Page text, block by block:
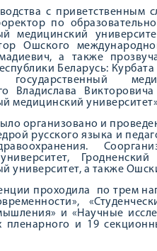
с приветственным
по
медицинский
Ошского
а также
Беларусь:
государственный
Владислава
медицинский
организовано и
русского языка и
университет, а также
проходила по трем
и «Научные
пленарного и 19